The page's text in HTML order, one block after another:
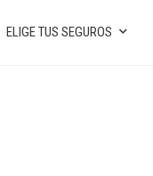
ELIGE TUS SEGUROS